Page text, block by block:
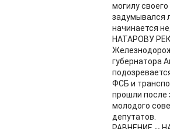
могилу
задумывался
начинается
НАТАРОВУ
губернатора
ФСБ и
прошли после
молодого
депутатов.